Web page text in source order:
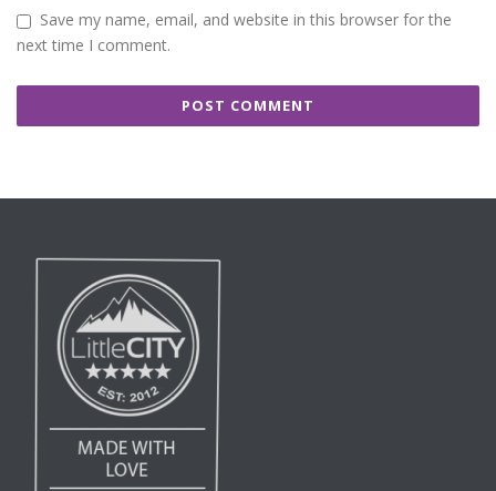
Save my name, email, and website in this browser for the
next time I comment.